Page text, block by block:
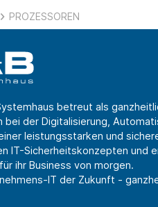
PROZESSOREN
betreut als
bei der Digitalisierung,
leistungsstarken und
IT-Sicherheitskonzepten und
ihr Business von morgen.
IT der Zukunft -